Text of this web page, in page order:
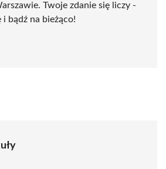
Twoje zdanie się liczy -
bądź na bieżąco!